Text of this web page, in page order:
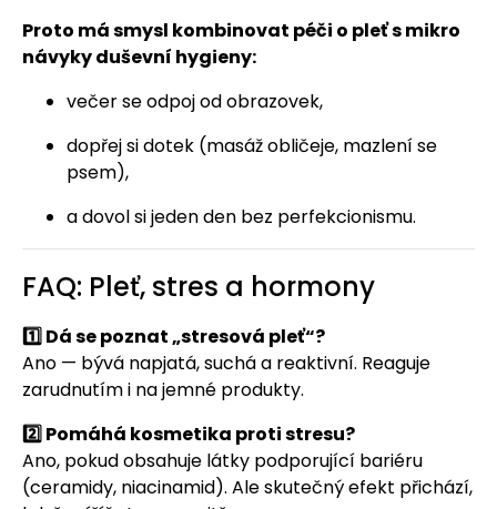
Proto má smysl kombinovat péči o pleť s mikro
návyky duševní hygieny:
večer se odpoj od obrazovek,
dopřej si dotek (masáž obličeje, mazlení se
psem),
a dovol si jeden den bez perfekcionismu.
FAQ: Pleť, stres a hormony
1️⃣ Dá se poznat „stresová pleť“?
Ano — bývá napjatá, suchá a reaktivní. Reaguje
zarudnutím i na jemné produkty.
2️⃣ Pomáhá kosmetika proti stresu?
Ano, pokud obsahuje látky podporující bariéru
(ceramidy, niacinamid). Ale skutečný efekt přichází,